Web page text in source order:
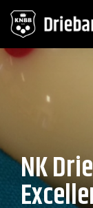
NK